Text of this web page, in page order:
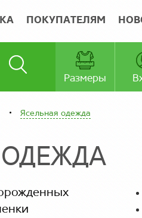
ПОКУПАТЕЛЯМ
Размеры
Ясельная одежда